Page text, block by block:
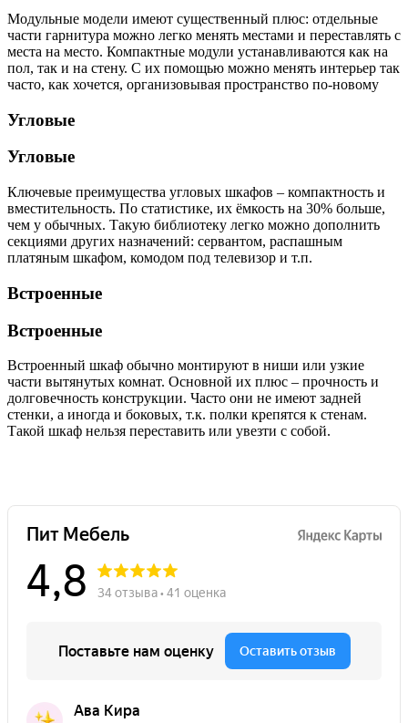
Модульные модели имеют существенный плюс: отдельные
части гарнитура можно легко менять местами и переставлять с
места на место. Компактные модули устанавливаются как на
пол, так и на стену. С их помощью можно менять интерьер так
часто, как хочется, организовывая пространство по-новому
Угловые
Угловые
Ключевые преимущества угловых шкафов – компактность и
вместительность. По статистике, их ёмкость на 30% больше,
чем у обычных. Такую библиотеку легко можно дополнить
секциями других назначений: сервантом, распашным
платяным шкафом, комодом под телевизор и т.п.
Встроенные
Встроенные
Встроенный шкаф обычно монтируют в ниши или узкие
части вытянутых комнат. Основной их плюс – прочность и
долговечность конструкции. Часто они не имеют задней
стенки, а иногда и боковых, т.к. полки крепятся к стенам.
Такой шкаф нельзя переставить или увезти с собой.